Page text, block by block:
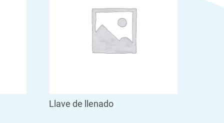
Llave de llenado